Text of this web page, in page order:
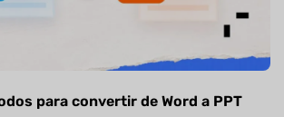
para convertir de Word a PPT